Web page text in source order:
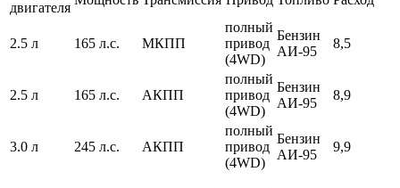
двигателя
2.5 л 165 л.с. МКПП
полный
привод
(4WD)
Бензин
АИ-95
8,5
2.5 л 165 л.с. АКПП
полный
привод
(4WD)
Бензин
АИ-95
8,9
3.0 л 245 л.с. АКПП
полный
привод
(4WD)
Бензин
АИ-95
9,9